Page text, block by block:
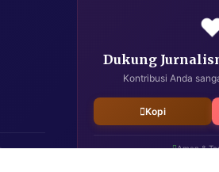
Dukung
Kontribusi Anda
Kopi
Aman &